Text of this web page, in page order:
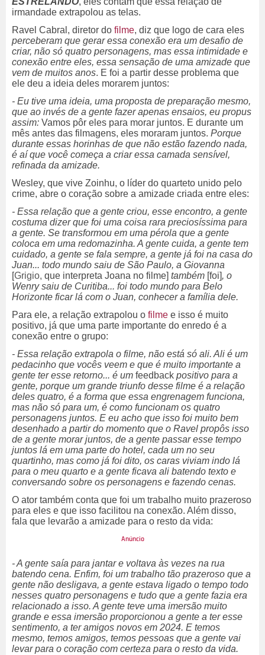
irmandade extrapolou as telas.
Ravel Cabral, diretor do filme, diz que logo de cara eles
perceberam que gerar essa conexão era um desafio de
criar, não só quatro personagens, mas essa intimidade e
conexão entre eles, essa sensação de uma amizade que
vem de muitos anos. E foi a partir desse problema que
ele deu a ideia deles morarem juntos:
- Eu tive uma ideia, uma proposta de preparação mesmo,
que ao invés de a gente fazer apenas ensaios, eu propus
assim: Vamos pôr eles para morar juntos. E durante um
mês antes das filmagens, eles moraram juntos. Porque
durante essas horinhas de que não estão fazendo nada,
é aí que você começa a criar essa camada sensível,
refinada da amizade.
Wesley, que vive Zoinhu, o líder do quarteto unido pelo
crime, abre o coração sobre a amizade criada entre eles:
- Essa relação que a gente criou, esse encontro, a gente
costuma dizer que foi uma coisa rara preciosíssima para
a gente. Se transformou em uma pérola que a gente
coloca em uma redomazinha. A gente cuida, a gente tem
cuidado, a gente se fala sempre, a gente já foi na casa do
Juan... todo mundo saiu de São Paulo, a Giovanna
[Grigio, que interpreta Joana no filme] também [foi], o
Wenry saiu de Curitiba... foi todo mundo para Belo
Horizonte ficar lá com o Juan, conhecer a família dele.
Para ele, a relação extrapolou o filme e isso é muito
positivo, já que uma parte importante do enredo é a
conexão entre o grupo:
- Essa relação extrapola o filme, não está só ali. Ali é um
pedacinho que vocês veem e que é muito importante a
gente ter esse retorno... é um feedback positivo para a
gente, porque um grande triunfo desse filme é a relação
deles quatro, é a forma que essa engrenagem funciona,
mas não só para um, é como funcionam os quatro
personagens juntos. E eu acho que isso foi muito bem
desenhado a partir do momento que o Ravel propôs isso
de a gente morar juntos, de a gente passar esse tempo
juntos lá em uma parte do hotel, cada um no seu
quartinho, mas como já foi dito, os caras viviam indo lá
para o meu quarto e a gente ficava ali batendo texto e
conversando sobre os personagens e fazendo cenas.
O ator também conta que foi um trabalho muito prazeroso
para eles e que isso facilitou na conexão. Além disso,
fala que levarão a amizade para o resto da vida:
- A gente saía para jantar e voltava às vezes na rua
batendo cena. Enfim, foi um trabalho tão prazeroso que a
gente não desligava, a gente estava ligado o tempo todo
nesses quatro personagens e tudo que a gente fazia era
relacionado a isso. A gente teve uma imersão muito
grande e essa imersão proporcionou a gente a ter esse
sentimento, a ter amigos novos em 2024. E temos
mesmo, temos amigos, temos pessoas que a gente vai
levar para o coração com certeza para o resto da vida.